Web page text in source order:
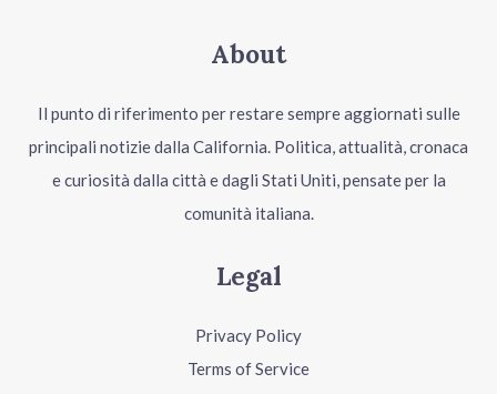
About
Il punto di riferimento per restare sempre aggiornati sulle
principali notizie dalla California. Politica, attualità, cronaca
e curiosità dalla città e dagli Stati Uniti, pensate per la
comunità italiana.
Legal
Privacy Policy
Terms of Service